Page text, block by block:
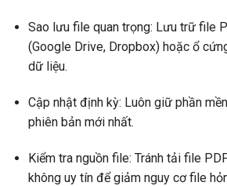
Sao lưu file quan trọng: Lưu trữ file
(Google Drive, Dropbox) hoặc ổ
dữ liệu.
Cập nhật định kỳ: Luôn giữ phần
phiên bản mới nhất.
Kiểm tra nguồn file: Tránh tải file
không uy tín để giảm nguy cơ file